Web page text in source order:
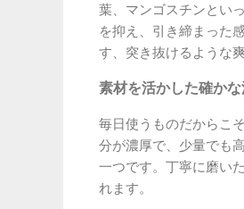
葉、マンゴスチンとい
を抑え、引き締まった
す、突き抜けるような
素材を活かした確か
毎日使うものだからこ
分が濃厚で、少量でも
一つです。丁寧に磨い
れます。